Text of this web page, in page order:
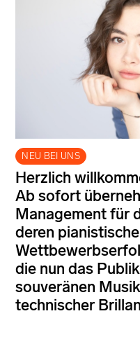
NEU BEI UNS
Herzlich
Ab sofort
Management für
deren
die nun das
souveränen
technischer